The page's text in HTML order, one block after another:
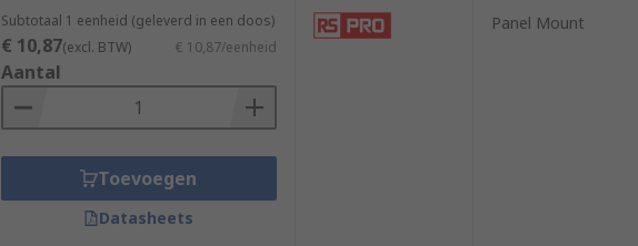
Subtotaal 1 eenheid (geleverd in een doos)
€ 10,87(excl. BTW) € 10,87/eenheid
Aantal
Toevoegen
Datasheets
Panel Mount